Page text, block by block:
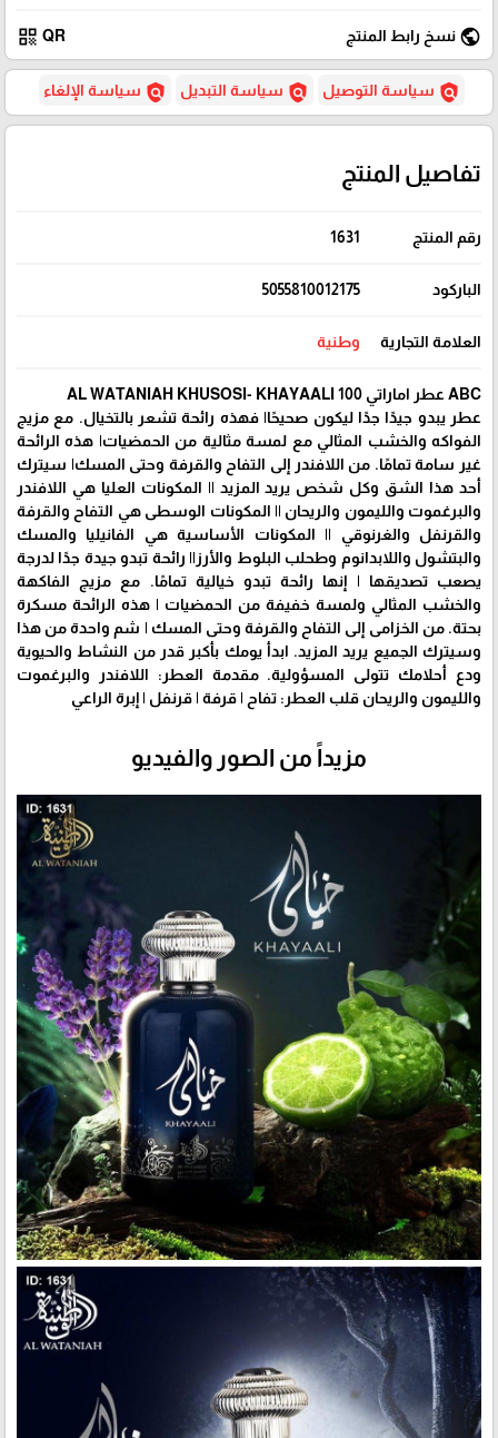
public نسخ رابط المنتج QR
qr_code
policy سياسة التوصيل policy سياسة التبديل policy سياسة الإلغاء
تفاصيل المنتج
رقم المنتج 1631
الباركود 5055810012175
العلامة التجارية وطنية
ABC عطر اماراتي AL WATANIAH KHUSOSI- KHAYAALI 100
عطر يبدو جيدًا جدًا ليكون صحيحًا| فهذه رائحة تشعر بالتخيال. مع مزيج
الفواكه والخشب المثالي مع لمسة مثالية من الحمضيات| هذه الرائحة
غير سامة تمامًا. من اللافندر إلى التفاح والقرفة وحتى المسك| سيترك
أحد هذا الشق وكل شخص يريد المزيد || المكونات العليا هي اللافندر
والبرغموت والليمون والريحان || المكونات الوسطى هي التفاح والقرفة
والقرنفل والغرنوقي || المكونات الأساسية هي الفانيليا والمسك
والبتشول واللابدانوم وطحلب البلوط والأرز|| رائحة تبدو جيدة جدًا لدرجة
يصعب تصديقها | إنها رائحة تبدو خيالية تمامًا. مع مزيج الفاكهة
والخشب المثالي ولمسة خفيفة من الحمضيات | هذه الرائحة مسكرة
بحتة. من الخزامى إلى التفاح والقرفة وحتى المسك | شم واحدة من هذا
وسيترك الجميع يريد المزيد. ابدأ يومك بأكبر قدر من النشاط والحيوية
ودع أحلامك تتولى المسؤولية. مقدمة العطر: اللافندر والبرغموت
والليمون والريحان قلب العطر: تفاح | قرفة | قرنفل | إبرة الراعي
مزيداً من الصور والفيديو